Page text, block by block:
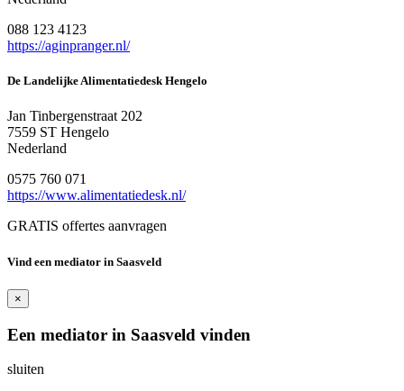
088 123 4123
https://aginpranger.nl/
De Landelijke Alimentatiedesk Hengelo
Jan Tinbergenstraat 202
7559 ST Hengelo
Nederland
0575 760 071
https://www.alimentatiedesk.nl/
GRATIS offertes aanvragen
Vind een mediator in Saasveld
×
Een mediator in Saasveld vinden
sluiten